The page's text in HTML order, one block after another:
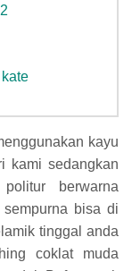
kayu
kami sedangkan
berwarna
bisa di
tinggal anda
coklat muda